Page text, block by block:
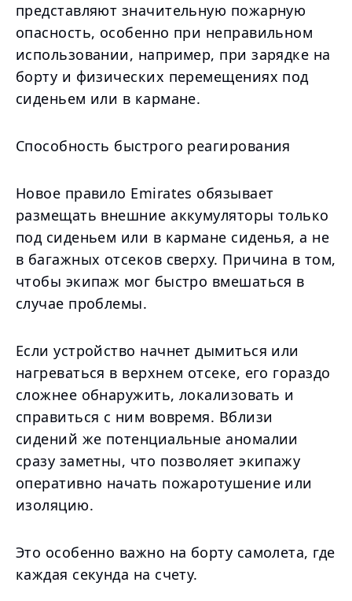
представляют значительную пожарную
опасность, особенно при неправильном
использовании, например, при зарядке на
борту и физических перемещениях под
сиденьем или в кармане.
Способность быстрого реагирования
Новое правило Emirates обязывает
размещать внешние аккумуляторы только
под сиденьем или в кармане сиденья, а не
в багажных отсеков сверху. Причина в том,
чтобы экипаж мог быстро вмешаться в
случае проблемы.
Если устройство начнет дымиться или
нагреваться в верхнем отсеке, его гораздо
сложнее обнаружить, локализовать и
справиться с ним вовремя. Вблизи
сидений же потенциальные аномалии
сразу заметны, что позволяет экипажу
оперативно начать пожаротушение или
изоляцию.
Это особенно важно на борту самолета, где
каждая секунда на счету.